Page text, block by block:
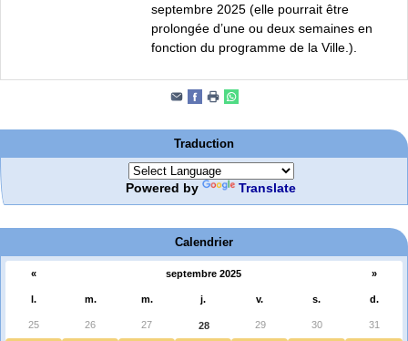
septembre 2025 (elle pourrait être
prolongée d’une ou deux semaines en
fonction du programme de la Ville.).
Traduction
Powered by Translate
Calendrier
« septembre 2025 »
l. m. m. j. v. s. d.
25 26 27 28 29 30 31